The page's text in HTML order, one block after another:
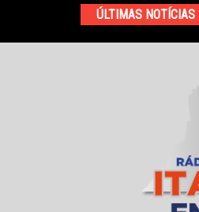
o
ÚLTIMAS NOTÍCIAS